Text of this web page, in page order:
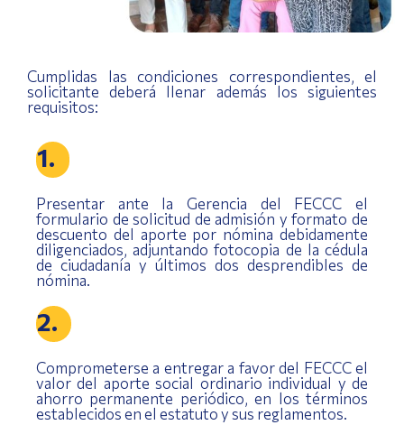
Cumplidas las condiciones correspondientes, el
solicitante deberá llenar además los siguientes
requisitos:
1.
Presentar ante la Gerencia del FECCC el
formulario de solicitud de admisión y formato de
descuento del aporte por nómina debidamente
diligenciados, adjuntando fotocopia de la cédula
de ciudadanía y últimos dos desprendibles de
nómina.
2.
Comprometerse a entregar a favor del FECCC el
valor del aporte social ordinario individual y de
ahorro permanente periódico, en los términos
establecidos en el estatuto y sus reglamentos.